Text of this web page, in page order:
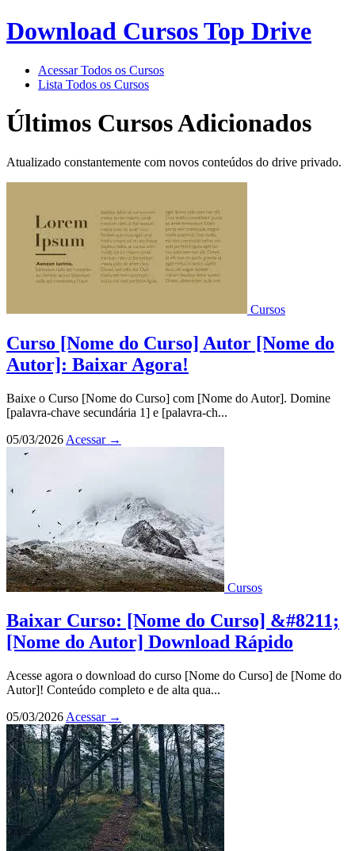
Download Cursos Top Drive
Acessar Todos os Cursos
Lista Todos os Cursos
Últimos Cursos Adicionados
Atualizado constantemente com novos conteúdos do drive privado.
Cursos
Curso [Nome do Curso] Autor [Nome do
Autor]: Baixar Agora!
Baixe o Curso [Nome do Curso] com [Nome do Autor]. Domine
[palavra-chave secundária 1] e [palavra-ch...
05/03/2026 Acessar →
Cursos
Baixar Curso: [Nome do Curso] &#8211;
[Nome do Autor] Download Rápido
Acesse agora o download do curso [Nome do Curso] de [Nome do
Autor]! Conteúdo completo e de alta qua...
05/03/2026 Acessar →